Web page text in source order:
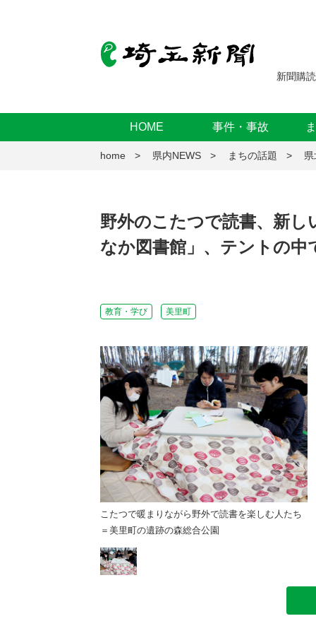
新聞購読
HOME 事件・事故
home 県内NEWS まちの話題
野外のこたつで読書、新
なか図書館」、テントの中
教育・学び 美里町
こたつで暖まりながら野外で読書を楽しむ人たち
＝美里町の遺跡の森総合公園